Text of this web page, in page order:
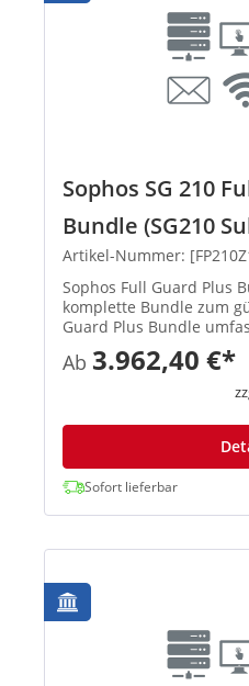
Sophos SG 210
Bundle (SG210
Artikel-Nummer:
Sophos Full Guard Plus
komplette Bundle zum
Guard Plus Bundle
Subscriptions (E-Mail
Protection, Web
Wireless Protection und
Ab 3.962,40 €*
Sofort lieferbar